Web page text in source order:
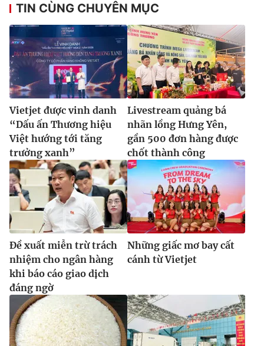
TIN CÙNG CHUYÊN MỤC
Vietjet được vinh danh
“Dấu ấn Thương hiệu
Việt hướng tới tăng
trưởng xanh”
Livestream quảng bá
nhãn lồng Hưng Yên,
gần 500 đơn hàng được
chốt thành công
Đề xuất miễn trừ trách
nhiệm cho ngân hàng
khi báo cáo giao dịch
đáng ngờ
Những giấc mơ bay cất
cánh từ Vietjet